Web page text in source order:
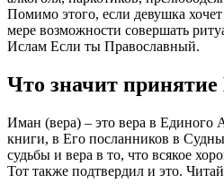
Помимо этого, если девушка
мере возможности совершать
Ислам Если ты Православный.
Что значит
Иман (вера) – это вера в Единого
книги, в Его посланников в
судьбы и вера в то, что всякое
Тот также подтвердил и это.